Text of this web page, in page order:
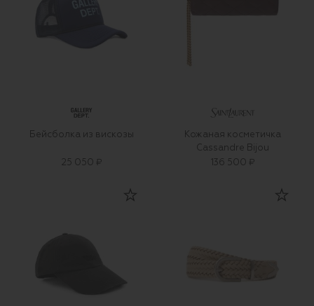
Бейсболка из вискозы
25 050 ₽
Кожаная косметичка
Cassandre Bijou
136 500 ₽